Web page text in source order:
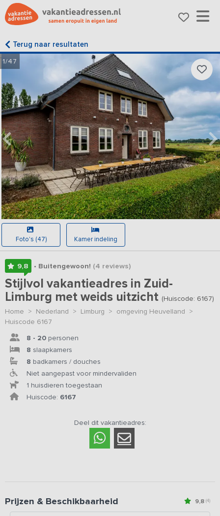
Terug naar resultaten
1/47
Foto's (47) Kamer indeling
9,8 • Buitengewoon! (4 reviews)
Stijlvol vakantieadres in Zuid-
Limburg met weids uitzicht (Huiscode: 6167)
Home > Nederland > Limburg > omgeving Heuvelland >
Huiscode 6167
8 - 20 personen
8 slaapkamers
8 badkamers / douches
Niet aangepast voor mindervaliden
1 huisdieren toegestaan
Huiscode: 6167
Deel dit vakantieadres:
9,8 (4)
Prijzen & Beschikbaarheid